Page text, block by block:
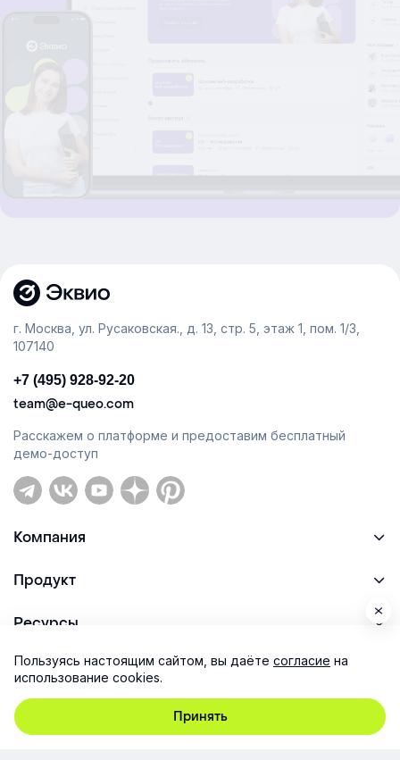
г. Москва, ул. Русаковская., д. 13, стр. 5, этаж 1, пом. 1/3,
107140
+7 (495) 928-92-20
team@e-queo.com
Расскажем о платформе и предоставим бесплатный
демо-доступ
Компания
Продукт
Ресурсы
Поддержка
Юридическая информация
Пользуясь настоящим сайтом, вы даёте согласие на
использование cookies.
Принять